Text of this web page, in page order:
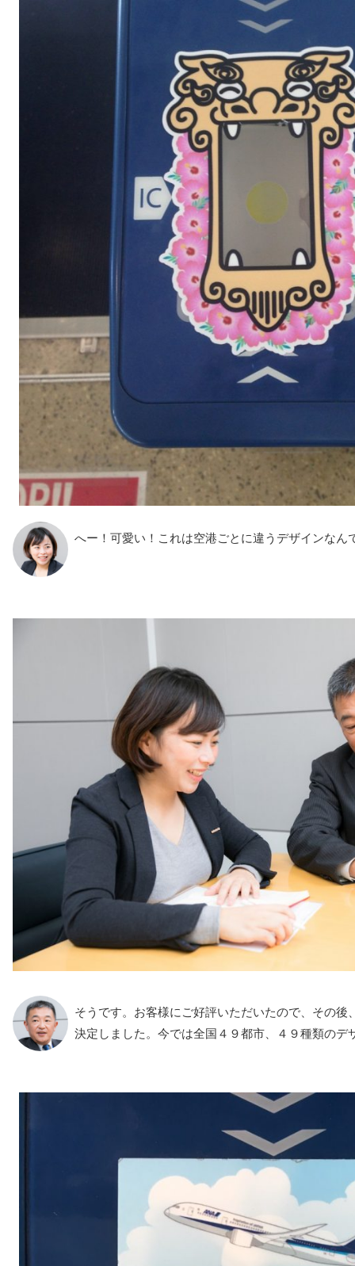
へー！可愛い！これは空港ごとに違うデザインなん
そうです。お客様にご好評いただいたので、その後
決定しました。今では全国４９都市、４９種類のデ